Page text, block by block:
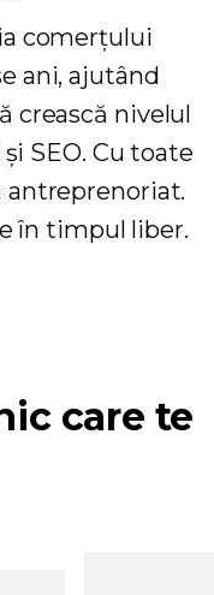
comerțului
ani, ajutând
crească nivelul
SEO. Cu toate
antreprenoriat.
în timpul liber.
care te